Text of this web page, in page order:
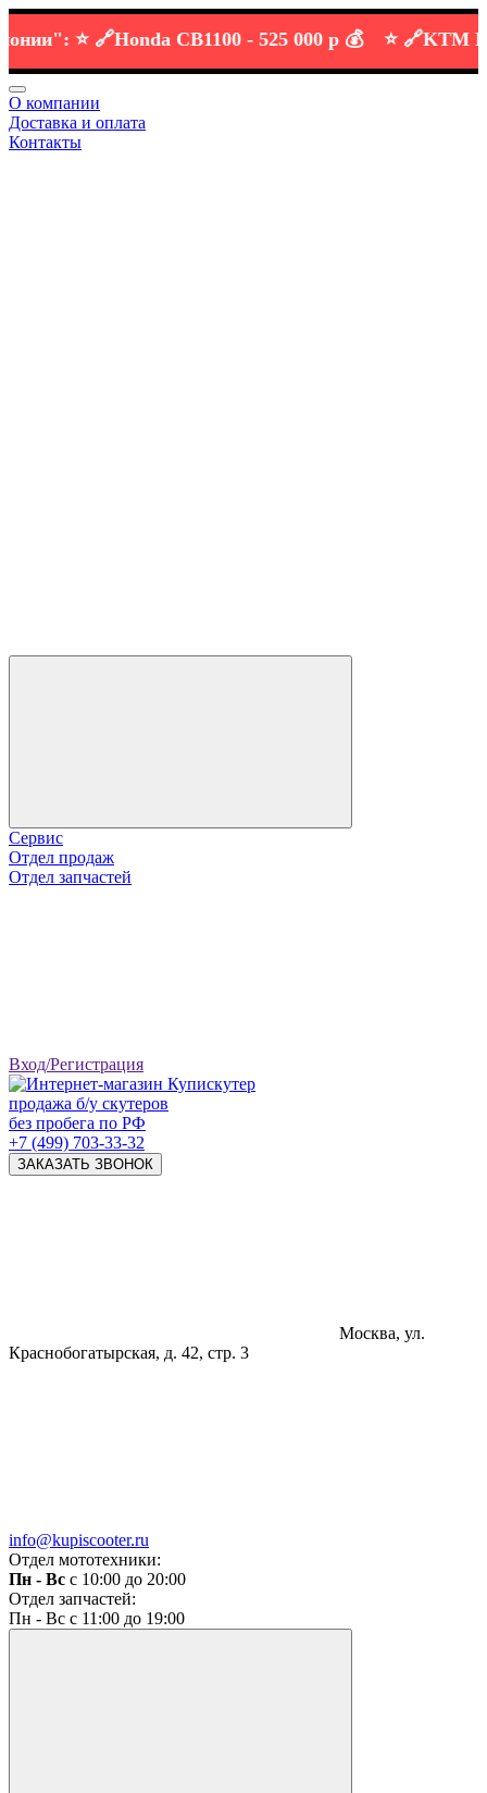
⭐️ 🔗 Honda CB1100 -525 000 р 💰 ⭐️ 🔗 KTM
О компании
Доставка и оплата
Контакты
Сервис
Отдел продаж
Отдел запчастей
Вход/Регистрация
продажа б/у скутеров
без пробега по РФ
+7 (499) 703-33-32
ЗАКАЗАТЬ ЗВОНОК
Москва, ул.
Краснобогатырская, д. 42, стр. 3
info@kupiscooter.ru
Отдел мототехники:
Пн - Вс с 10:00 до 20:00
Отдел запчастей:
Пн - Вс с 11:00 до 19:00